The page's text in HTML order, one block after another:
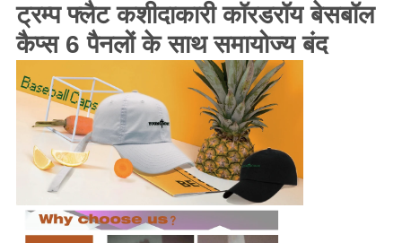
ट्रम्प फ्लैट कशीदाकारी कॉरडरॉय बेसबॉल
कैप्स 6 पैनलों के साथ समायोज्य बंद